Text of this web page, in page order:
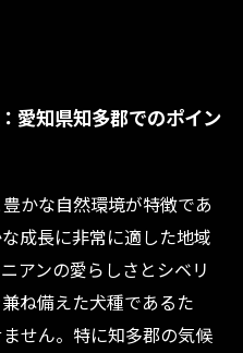
愛知県知多郡でのポイン
かな自然環境が特徴であ
成長に非常に適した地域
アンの愛らしさとシベリ
ね備えた犬種であるた
せん。特に知多郡の気候